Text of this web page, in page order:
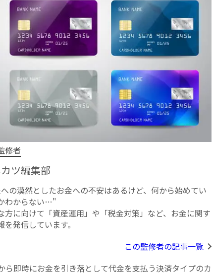
修者
ツ編集部
の漠然としたお⾦への不安はあるけど、何から始めてい
わからない…"
方に向けて「資産運用」や「税金対策」など、お金に関す
を発信しています。
この監修者の記事一覧
ら即時にお金を引き落として代金を支払う決済タイプのカ